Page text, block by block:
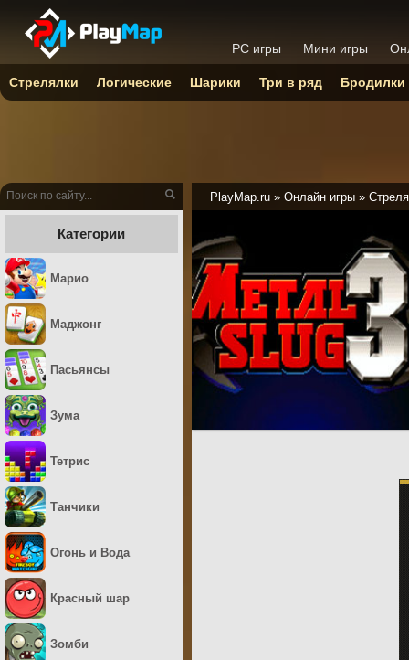
PlayMap.ru » Онлайн игры »
Категории
Марио
Маджонг
Пасьянсы
Зума
Тетрис
Танчики
Огонь и Вода
Красный шар
Зомби
PC игры Мини игры
Стрелялки Логические Шарики Три в ряд Бродилки